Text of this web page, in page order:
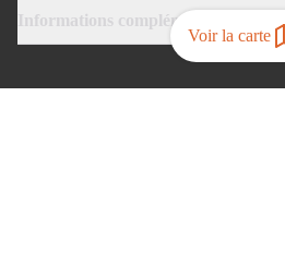
Voir la carte
Informations complémentaires